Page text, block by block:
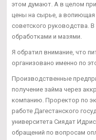
этом думают. А в целом
цены на сырье, а вопиющая
советского руководства.
обработками и мазями.
Я обратил внимание, что
организовано именно по
Производственные
получение займа через
компанию. Проректор по
работе Дагестанского
университета Сиядат
обращений по вопросам